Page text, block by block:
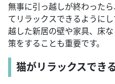
無事に引っ越しが終わった
てリラックスできるように
越した新居の壁や家具、床
策をすることも重要です。
猫がリラックスでき